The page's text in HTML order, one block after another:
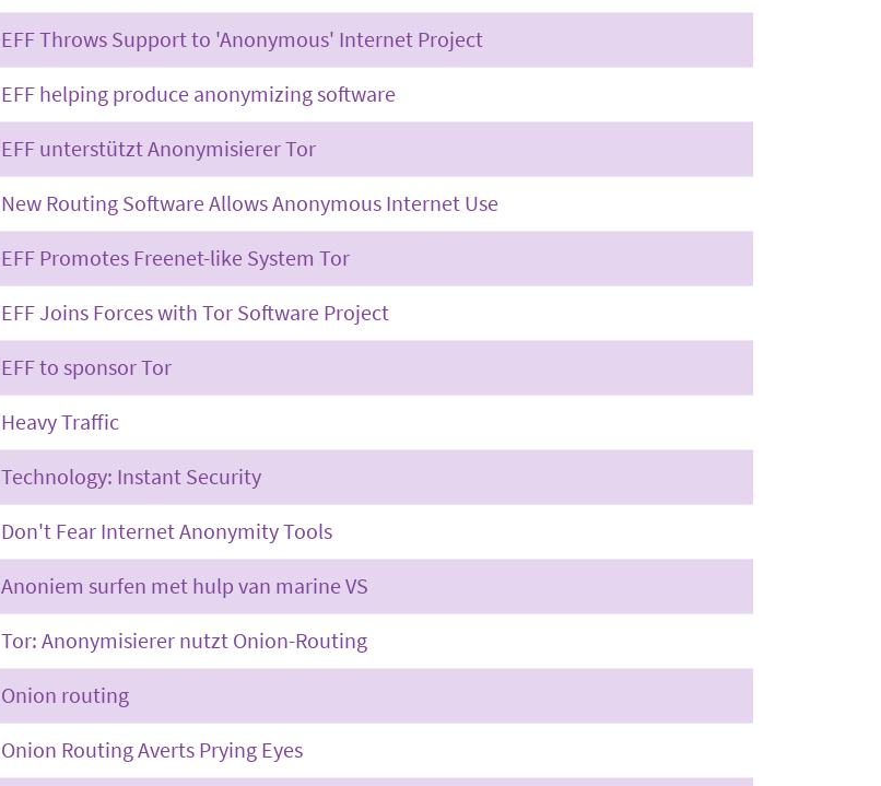
EFF Throws Support to 'Anonymous' Internet Project
EFF helping produce anonymizing software
EFF unterstützt Anonymisierer Tor
New Routing Software Allows Anonymous Internet Use
EFF Promotes Freenet-like System Tor
EFF Joins Forces with Tor Software Project
EFF to sponsor Tor
Heavy Traffic
Technology: Instant Security
Don't Fear Internet Anonymity Tools
Anoniem surfen met hulp van marine VS
Tor: Anonymisierer nutzt Onion-Routing
Onion routing
Onion Routing Averts Prying Eyes